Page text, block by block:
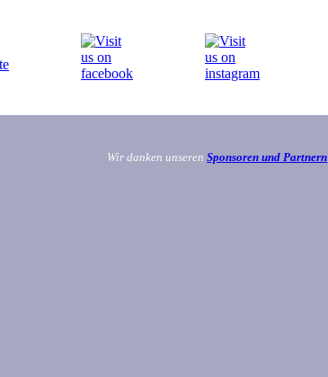
Wir danken unserenSponsoren und Partnern